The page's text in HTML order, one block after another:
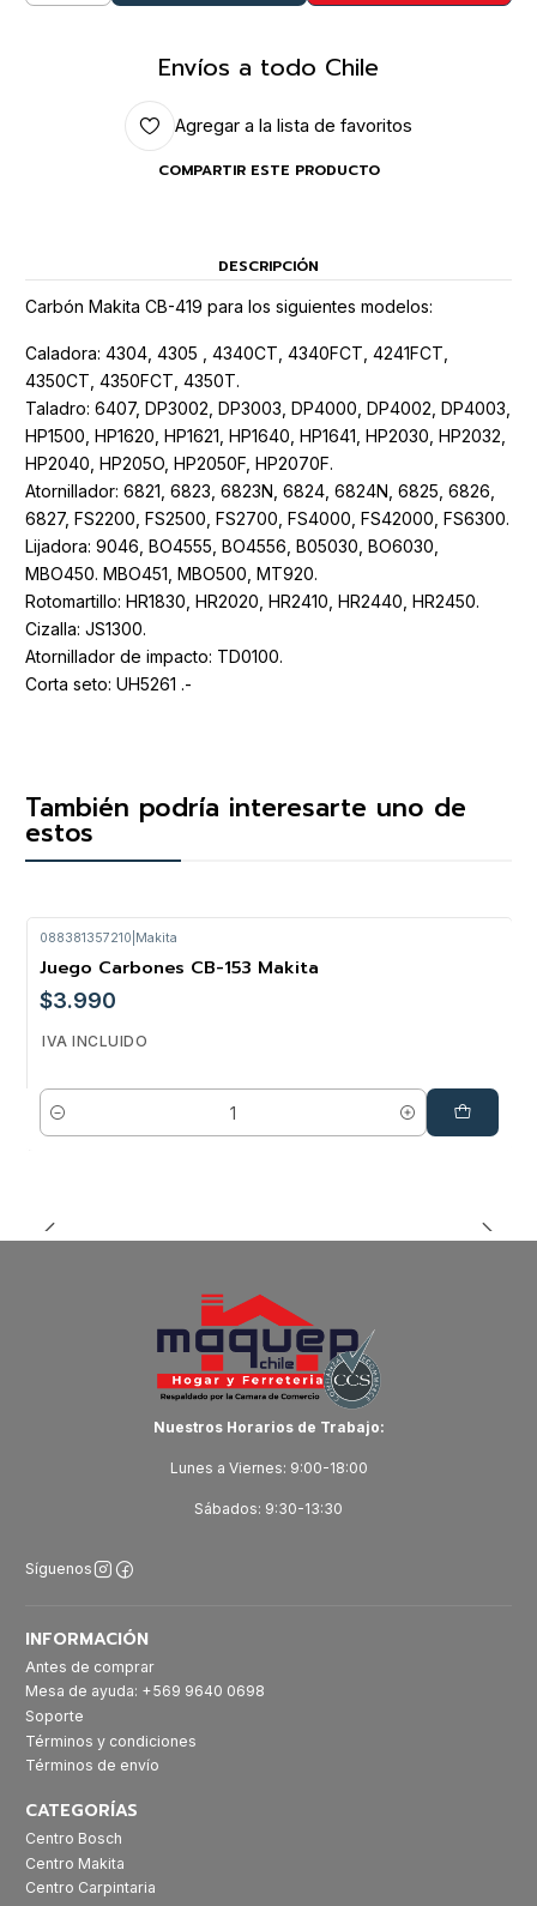
Envíos a todo Chile
Agregar a la lista de favoritos
COMPARTIR ESTE PRODUCTO
DESCRIPCIÓN
Carbón Makita CB-419 para los siguientes modelos:
Caladora: 4304, 4305 , 4340CT, 4340FCT, 4241FCT,
4350CT, 4350FCT, 4350T.
Taladro: 6407, DP3002, DP3003, DP4000, DP4002, DP4003,
HP1500, HP1620, HP1621, HP1640, HP1641, HP2030, HP2032,
HP2040, HP205O, HP2050F, HP2070F.
Atornillador: 6821, 6823, 6823N, 6824, 6824N, 6825, 6826,
6827, FS2200, FS2500, FS2700, FS4000, FS42000, FS6300.
Lijadora: 9046, BO4555, BO4556, B05030, BO6030,
MBO450. MBO451, MBO500, MT920.
Rotomartillo: HR1830, HR2020, HR2410, HR2440, HR2450.
Cizalla: JS1300.
Atornillador de impacto: TD0100.
Corta seto: UH5261 .-
También podría interesarte uno de
estos
088381357210 Makita
Juego Carbones CB-153 Makita
$3.990
IVA INCLUIDO
Cantidad
Nuestros Horarios de Trabajo:
Lunes a Viernes: 9:00-18:00
Sábados: 9:30-13:30
Síguenos
INFORMACIÓN
Antes de comprar
Mesa de ayuda: +569 9640 0698
Soporte
Términos y condiciones
Términos de envío
CATEGORÍAS
Centro Bosch
Centro Makita
Centro Carpintaria